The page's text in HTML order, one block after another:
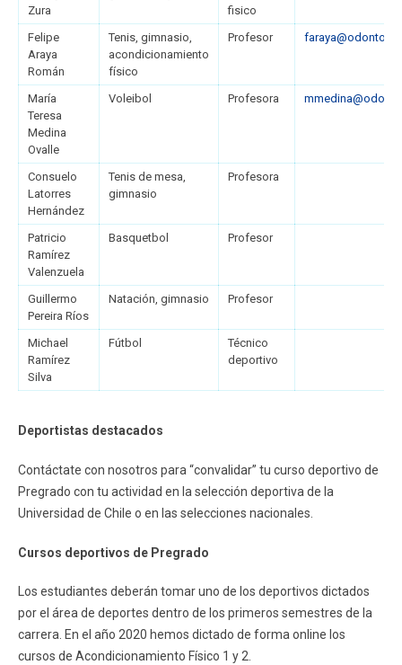
Zura
fisico
Felipe
Araya
Román
Tenis, gimnasio,
acondicionamiento
físico
Profesor
María
Teresa
Medina
Ovalle
Voleibol Profesora
Consuelo
Latorres
Hernández
Tenis de mesa,
gimnasio
Profesora
Patricio
Ramírez
Valenzuela
Basquetbol Profesor
Guillermo
Pereira Ríos
Natación, gimnasio Profesor
Michael
Ramírez
Silva
Fútbol
Técnico
deportivo
Deportistas destacados
Contáctate con nosotros para “convalidar” tu curso deportivo de
Pregrado con tu actividad en la selección deportiva de la
Universidad de Chile o en las selecciones nacionales.
Cursos deportivos de Pregrado
Los estudiantes deberán tomar uno de los deportivos dictados
por el área de deportes dentro de los primeros semestres de la
carrera. En el año 2020 hemos dictado de forma online los
cursos de Acondicionamiento Físico 1 y 2.